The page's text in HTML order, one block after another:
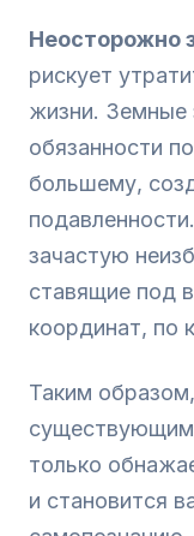
Неосторожно
рискует
жизни. Земные
обязанности
большему,
зачастую
ставящие под
координат, по
Таким
только
и становится